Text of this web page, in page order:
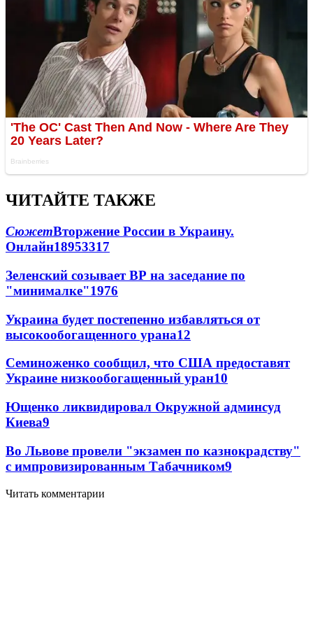
ЧИТАЙТЕ ТАКЖЕ
СюжетВторжение России в Украину.
Онлайн18953317
Зеленский созывает ВР на заседание по
"минималке"1976
Украина будет постепенно избавляться от
высокообогащенного урана12
Семиноженко сообщил, что США предоставят
Украине низкообогащенный уран10
Ющенко ликвидировал Окружной админсуд
Киева9
Во Львове провели "экзамен по казнокрадству"
с импровизированным Табачником9
Читать комментарии